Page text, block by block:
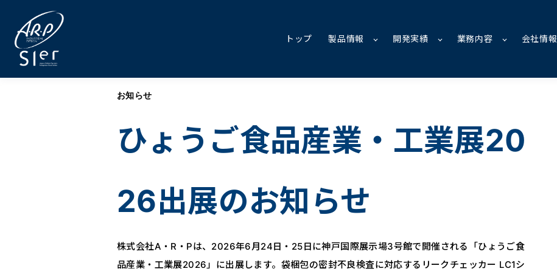
トップ 製品情報 開発実績 業務内容 会社情報
お知らせ
ひょうご食品産業・工業展20
26出展のお知らせ
株式会社A・R・Pは、2026年6月24日・25日に神戸国際展示場3号館で開催される「ひょうご食
品産業・工業展2026」に出展します。袋梱包の密封不良検査に対応するリークチェッカー LC1シ